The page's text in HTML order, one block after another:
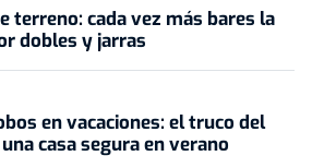
terreno: cada vez más bares la
dobles y jarras
en vacaciones: el truco del
casa segura en verano